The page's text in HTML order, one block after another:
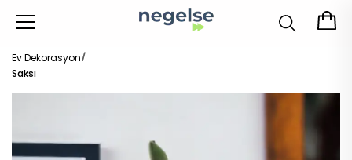
Ev Dekorasyon
Saksı